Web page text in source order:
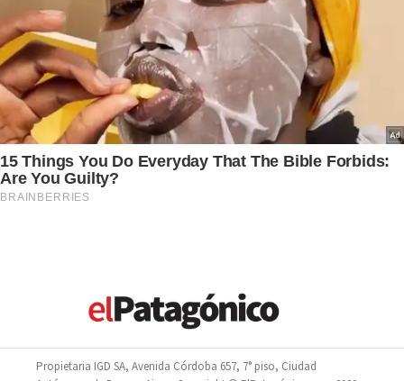
Propietaria IGD SA, Avenida Córdoba 657, 7° piso, Ciudad